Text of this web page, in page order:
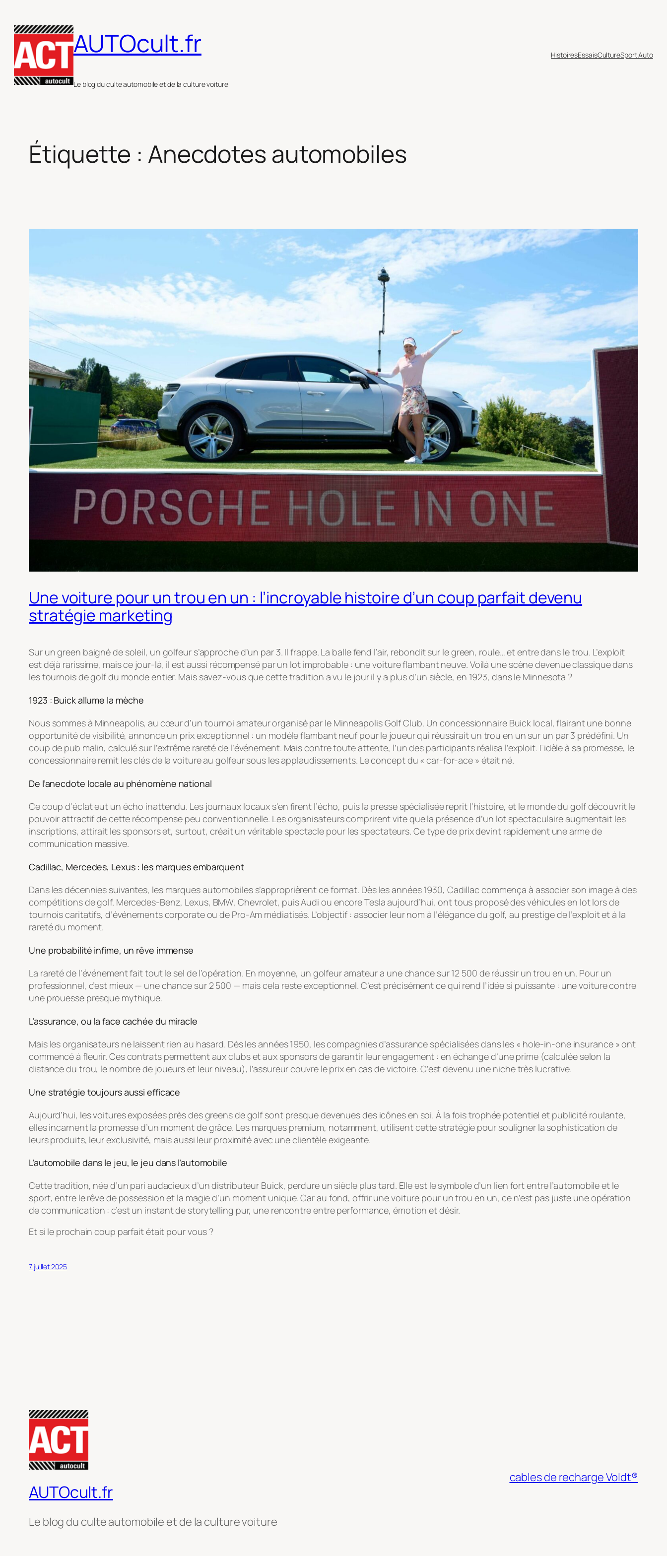
au
contenu
AUTOcult.fr
Le blog du culte automobile et de la culture voiture
HistoiresEssaisCultureSport Auto
Étiquette : Anecdotes automobiles
Une voiture pour un trou en un : l’incroyable histoire d’un coup parfait devenu
stratégie marketing
Sur un green baigné de soleil, un golfeur s’approche d’un par 3. Il frappe. La balle fend l’air, rebondit sur le green, roule… et entre dans le trou. L’exploit
est déjà rarissime, mais ce jour-là, il est aussi récompensé par un lot improbable : une voiture flambant neuve. Voilà une scène devenue classique dans
les tournois de golf du monde entier. Mais savez-vous que cette tradition a vu le jour il y a plus d’un siècle, en 1923, dans le Minnesota ?
1923 : Buick allume la mèche
Nous sommes à Minneapolis, au cœur d’un tournoi amateur organisé par le Minneapolis Golf Club. Un concessionnaire Buick local, flairant une bonne
opportunité de visibilité, annonce un prix exceptionnel : un modèle flambant neuf pour le joueur qui réussirait un trou en un sur un par 3 prédéfini. Un
coup de pub malin, calculé sur l’extrême rareté de l’événement. Mais contre toute attente, l’un des participants réalisa l’exploit. Fidèle à sa promesse, le
concessionnaire remit les clés de la voiture au golfeur sous les applaudissements. Le concept du « car-for-ace » était né.
De l’anecdote locale au phénomène national
Ce coup d’éclat eut un écho inattendu. Les journaux locaux s’en firent l’écho, puis la presse spécialisée reprit l’histoire, et le monde du golf découvrit le
pouvoir attractif de cette récompense peu conventionnelle. Les organisateurs comprirent vite que la présence d’un lot spectaculaire augmentait les
inscriptions, attirait les sponsors et, surtout, créait un véritable spectacle pour les spectateurs. Ce type de prix devint rapidement une arme de
communication massive.
Cadillac, Mercedes, Lexus : les marques embarquent
Dans les décennies suivantes, les marques automobiles s’approprièrent ce format. Dès les années 1930, Cadillac commença à associer son image à des
compétitions de golf. Mercedes-Benz, Lexus, BMW, Chevrolet, puis Audi ou encore Tesla aujourd’hui, ont tous proposé des véhicules en lot lors de
tournois caritatifs, d’événements corporate ou de Pro-Am médiatisés. L’objectif : associer leur nom à l’élégance du golf, au prestige de l’exploit et à la
rareté du moment.
Une probabilité infime, un rêve immense
La rareté de l’événement fait tout le sel de l’opération. En moyenne, un golfeur amateur a une chance sur 12 500 de réussir un trou en un. Pour un
professionnel, c’est mieux — une chance sur 2 500 — mais cela reste exceptionnel. C’est précisément ce qui rend l’idée si puissante : une voiture contre
une prouesse presque mythique.
L’assurance, ou la face cachée du miracle
Mais les organisateurs ne laissent rien au hasard. Dès les années 1950, les compagnies d’assurance spécialisées dans les « hole-in-one insurance » ont
commencé à fleurir. Ces contrats permettent aux clubs et aux sponsors de garantir leur engagement : en échange d’une prime (calculée selon la
distance du trou, le nombre de joueurs et leur niveau), l’assureur couvre le prix en cas de victoire. C’est devenu une niche très lucrative.
Une stratégie toujours aussi efficace
Aujourd’hui, les voitures exposées près des greens de golf sont presque devenues des icônes en soi. À la fois trophée potentiel et publicité roulante,
elles incarnent la promesse d’un moment de grâce. Les marques premium, notamment, utilisent cette stratégie pour souligner la sophistication de
leurs produits, leur exclusivité, mais aussi leur proximité avec une clientèle exigeante.
L’automobile dans le jeu, le jeu dans l’automobile
Cette tradition, née d’un pari audacieux d’un distributeur Buick, perdure un siècle plus tard. Elle est le symbole d’un lien fort entre l’automobile et le
sport, entre le rêve de possession et la magie d’un moment unique. Car au fond, offrir une voiture pour un trou en un, ce n’est pas juste une opération
de communication : c’est un instant de storytelling pur, une rencontre entre performance, émotion et désir.
Et si le prochain coup parfait était pour vous ?
7 juillet 2025
AUTOcult.fr
Le blog du culte automobile et de la culture voiture
cables de recharge Voldt®